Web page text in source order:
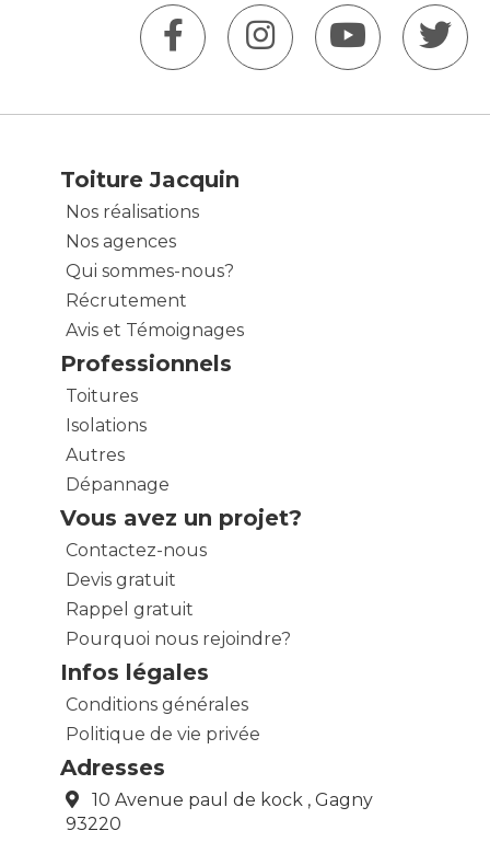
Toiture Jacquin
Nos réalisations
Nos agences
Qui sommes-nous?
Récrutement
Avis et Témoignages
Professionnels
Toitures
Isolations
Autres
Dépannage
Vous avez un projet?
Contactez-nous
Devis gratuit
Rappel gratuit
Pourquoi nous rejoindre?
Infos légales
Conditions générales
Politique de vie privée
Adresses
10 Avenue paul de kock , Gagny
93220